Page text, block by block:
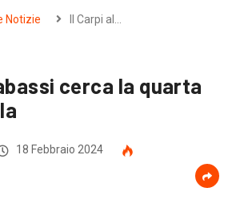
Notizie Il Carpi al…
cerca la quarta
18 Febbraio 2024